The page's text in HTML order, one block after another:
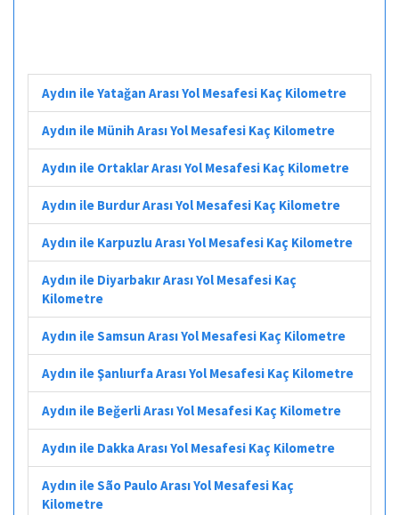
Aydın ile Yatağan Arası Yol Mesafesi Kaç Kilometre
Aydın ile Münih Arası Yol Mesafesi Kaç Kilometre
Aydın ile Ortaklar Arası Yol Mesafesi Kaç Kilometre
Aydın ile Burdur Arası Yol Mesafesi Kaç Kilometre
Aydın ile Karpuzlu Arası Yol Mesafesi Kaç Kilometre
Aydın ile Diyarbakır Arası Yol Mesafesi Kaç
Kilometre
Aydın ile Samsun Arası Yol Mesafesi Kaç Kilometre
Aydın ile Şanlıurfa Arası Yol Mesafesi Kaç Kilometre
Aydın ile Beğerli Arası Yol Mesafesi Kaç Kilometre
Aydın ile Dakka Arası Yol Mesafesi Kaç Kilometre
Aydın ile São Paulo Arası Yol Mesafesi Kaç
Kilometre